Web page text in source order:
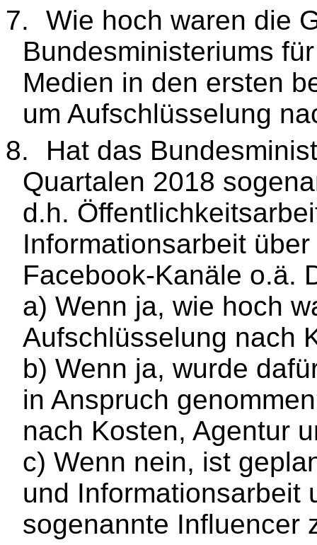
7.
Wie hoch waren die
Bundesministeriums
Medien in den ersten
um Aufschlüsselung
8.
Hat das
Quartalen 2018
d.h.
Informationsarbeit
Facebook-Kanäle o.ä.
a) Wenn ja, wie hoch
Aufschlüsselung nach
b) Wenn ja, wurde
in Anspruch
nach Kosten, Agentur
c) Wenn nein, ist
und Informationsarbeit
sogenannte Influencer